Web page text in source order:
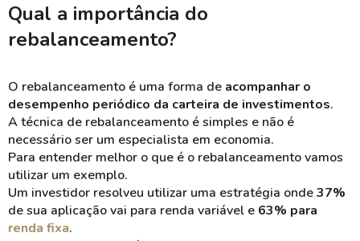
Qual a importância do
rebalanceamento?
O rebalanceamento é uma forma de acompanhar o
desempenho periódico da carteira de investimentos.
A técnica de rebalanceamento é simples e não é
necessário ser um especialista em economia.
Para entender melhor o que é o rebalanceamento vamos
utilizar um exemplo.
Um investidor resolveu utilizar uma estratégia onde37%
de sua aplicação vai para renda variável e 63% para
renda fixa.